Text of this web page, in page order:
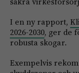
I en ny rapport,
2026-2030, ger de
robusta skogar.
Exempelvis